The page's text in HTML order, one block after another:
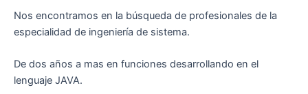
Nos encontramos en la búsqueda de profesionales de la
especialidad de ingeniería de sistema.
De dos años a mas en funciones desarrollando en el
lenguaje JAVA.